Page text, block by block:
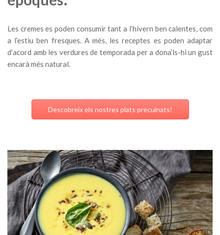
Les cremes es poden consumir tant a l’hivern ben calentes, com
a l’estiu ben fresques. A més, les receptes es poden adaptar
d’acord amb les verdures de temporada per a dona’ls-hi un gust
encarà més natural.
Descobreix els nostres plats precuinats!